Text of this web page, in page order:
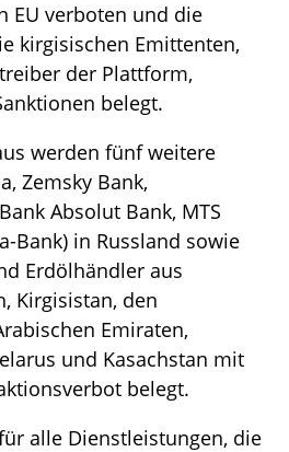
EU verboten und die
kirgisischen Emittenten,
der Plattform,
belegt.
werden fünf weitere
Zemsky Bank,
Absolut Bank, MTS
Bank) in Russland sowie
Erdölhändler aus
Kirgisistan, den
Emiraten,
und Kasachstan mit
belegt.
alle Dienstleistungen, die